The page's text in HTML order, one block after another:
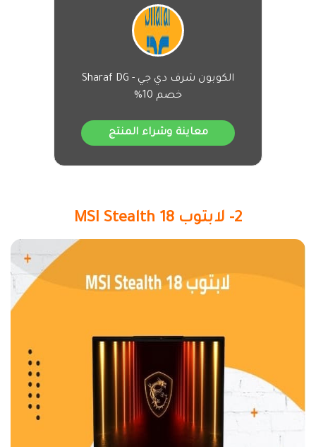
الكوبون شرف دي جي - Sharaf DG
خصم 10%
معاينة وشراء المنتج
2- لابتوب MSI Stealth 18